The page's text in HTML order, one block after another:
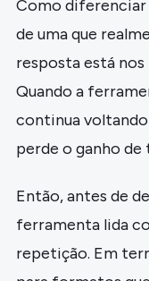
Como diferenciar
de uma que
resposta está
Quando a
continua voltando
perde o ganho de
Então, antes de
ferramenta lida
repetição. Em